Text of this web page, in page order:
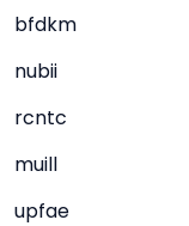
bfdkm
nubii
rcntc
muill
upfae